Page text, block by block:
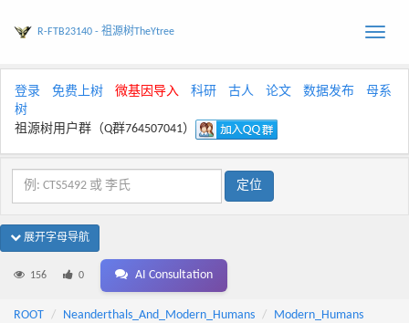
Toggle
R-FTB23140 - 祖源树TheYtree
登录 免费上树 微基因导入 科研 古人 论文 数据发布
母系
树
祖源树用户群（Q群764507041）
展开字母导航
156 0 AI Consultation
ROOT Neanderthals_And_Modern_Humans
Modern_Humans